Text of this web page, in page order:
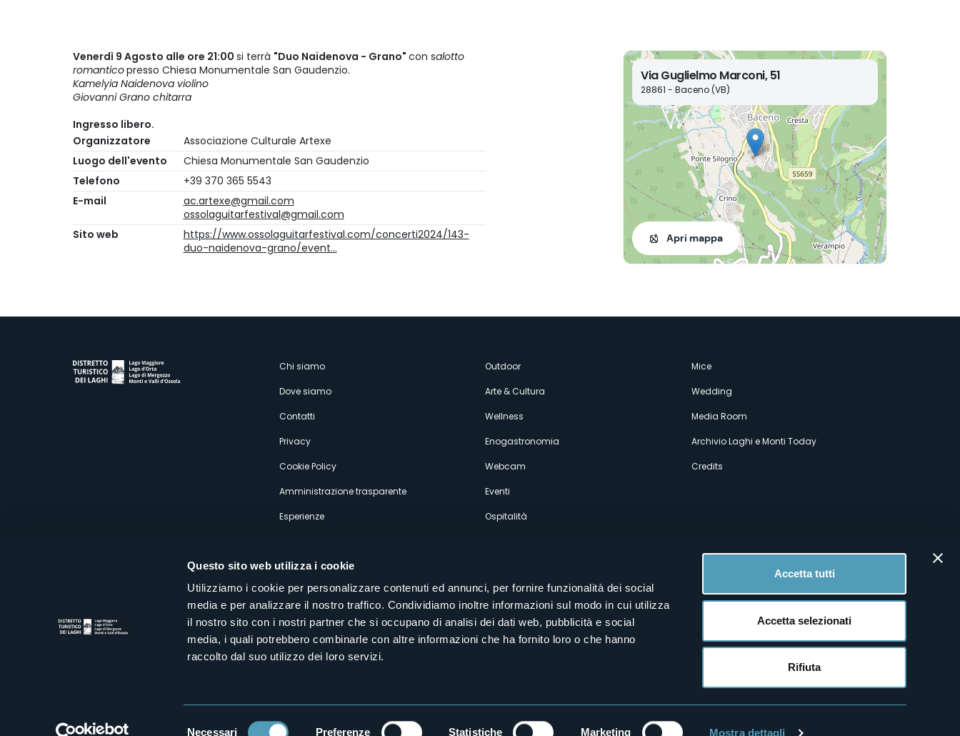
Questo sito web utilizza i cookie
Utilizziamo i cookie per personalizzare contenuti ed annunci, per fornire funzionalità dei social
media e per analizzare il nostro traffico. Condividiamo inoltre informazioni sul modo in cui utilizza
il nostro sito con i nostri partner che si occupano di analisi dei dati web, pubblicità e social
media, i quali potrebbero combinarle con altre informazioni che ha fornito loro o che hanno
raccolto dal suo utilizzo dei loro servizi.
Necessari Preferenze Statistiche Marketing Mostra dettagli
Accetta tutti
Accetta selezionati
Rifiuta
Venerdì 9 Agosto alle ore 21:00 si terrà "Duo Naidenova - Grano" con salotto
romanticopresso Chiesa Monumentale San Gaudenzio.
Kamelyia Naidenova violino
Giovanni Grano chitarra
Ingresso libero.
Organizzatore
Associazione Culturale Artexe
Luogo dell'evento
Chiesa Monumentale San Gaudenzio
Telefono
+39 370 365 5543
E-mail
ac.artexe@gmail.com
ossolaguitarfestival@gmail.com
Sito web
https://www.ossolaguitarfestival.com/concerti2024/143-
duo-naidenova-grano/event…
Via Guglielmo Marconi, 51
28861 - Baceno (VB)
Apri mappa
Menù
secondario
Chi siamo
Dove siamo
Contatti
Privacy
Cookie Policy
Amministrazione trasparente
Esperienze
Outdoor
Arte & Cultura
Wellness
Enogastronomia
Webcam
Eventi
Ospitalità
Mice
Wedding
Media Room
Archivio Laghi e Monti Today
Credits
Distretto Turistico dei Laghi Scrl
Sede legale e operativa: Corso Italia 26 - 28838 Stresa VB - Italy
infoturismo@distrettolaghi.itedistrettolaghi@legalmail.it
Seguici sui nostri canali social